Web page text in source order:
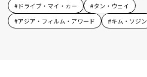
#ドライブ・マイ・カー #タン・ウェイ
#アジア・フィルム・アワード #キム・ソジン